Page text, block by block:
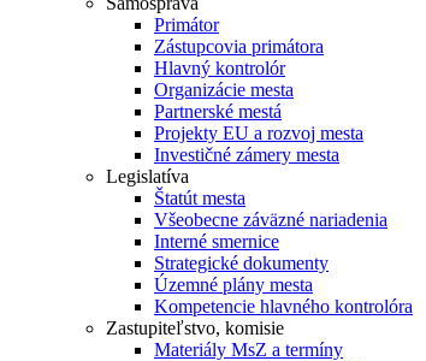
Primátor
Zástupcovia primátora
Hlavný kontrolór
Organizácie mesta
Partnerské mestá
Projekty EU a rozvoj mesta
Investičné zámery mesta
Legislatíva
Štatút mesta
Všeobecne záväzné nariadenia
Interné smernice
Strategické dokumenty
Územné plány mesta
Kompetencie hlavného kontrolóra
Zastupiteľstvo, komisie
Materiály MsZ a termíny